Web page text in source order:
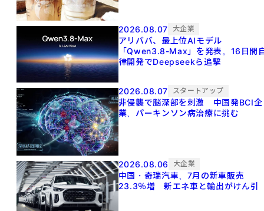
2026.08.07 大企業
アリババ、最上位AIモデル
「Qwen3.8-Max」を発表。16日間
律開発でDeepseekら追撃
2026.08.07 スタートアップ
非侵襲で脳深部を刺激 中国発BCI企
業、パーキンソン病治療に挑む
2026.08.06 大企業
中国・奇瑞汽車、7月の新車販売
23.3％増 新エネ車と輸出がけん引